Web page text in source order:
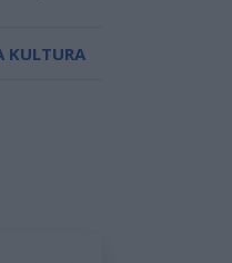
KULTURA